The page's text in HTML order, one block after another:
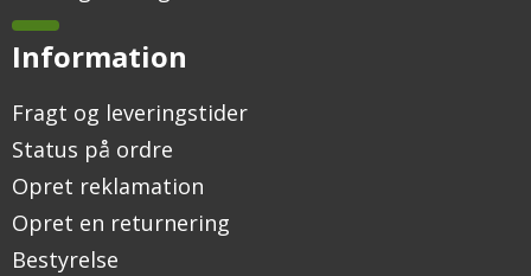
Information
Fragt og leveringstider
Status på ordre
Opret reklamation
Opret en returnering
Bestyrelse